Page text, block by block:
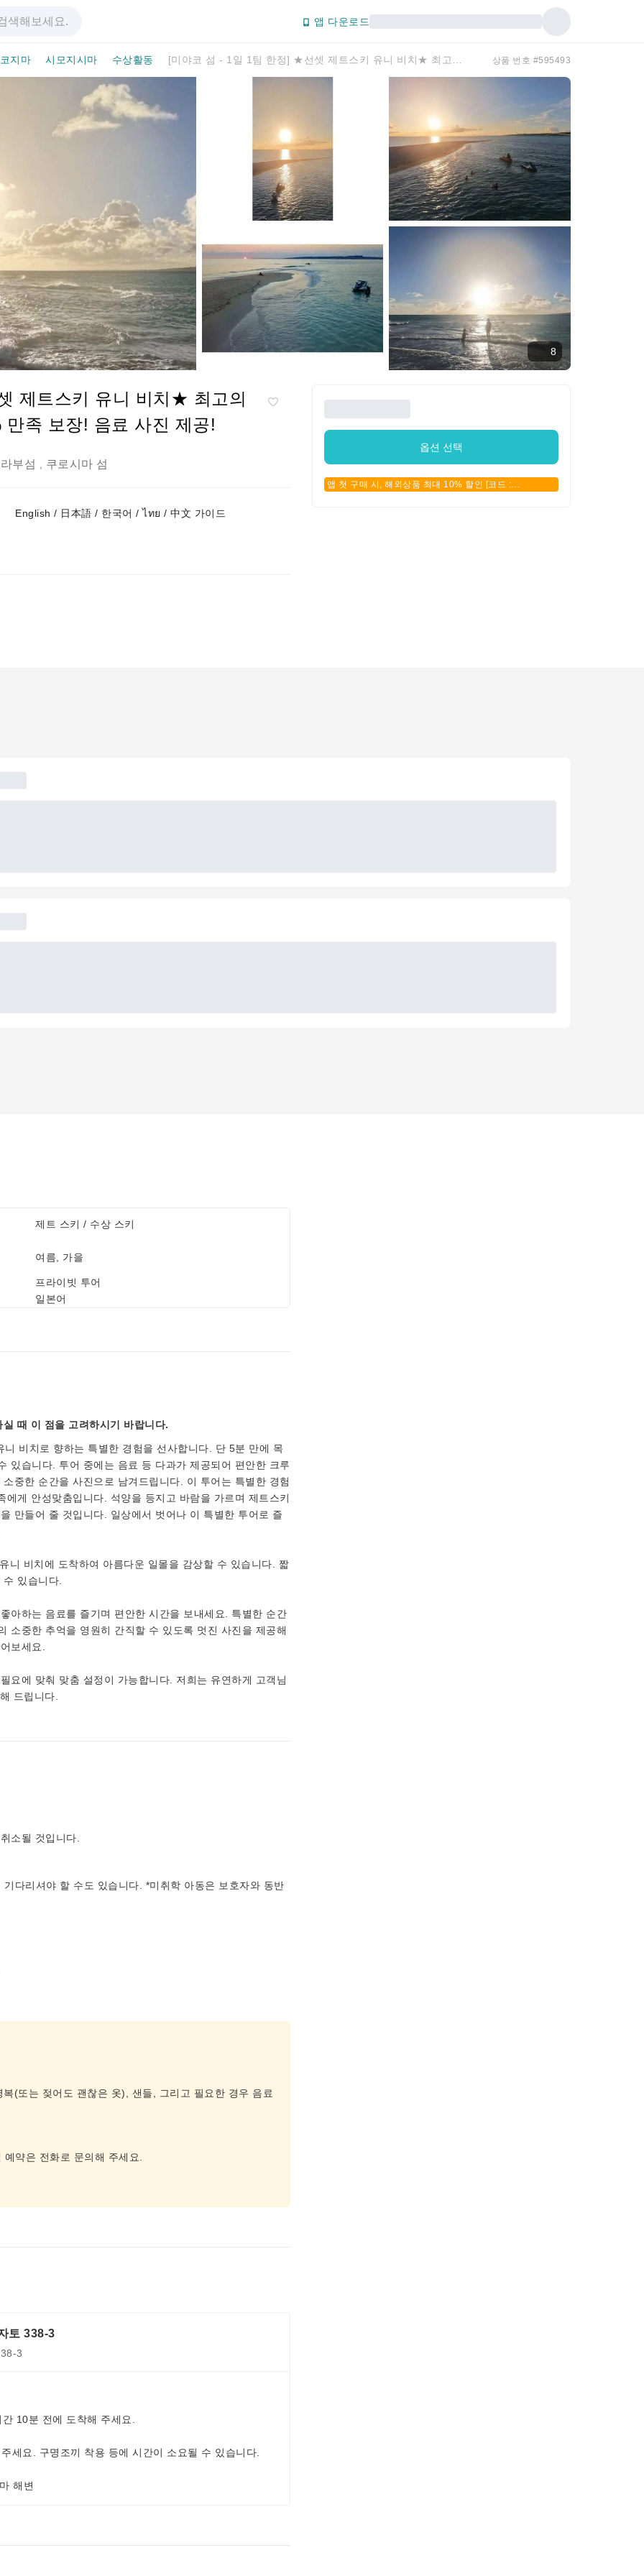
앱 다운로드
지마 시모지시마 수상활동 상품 번호 #595493
8
제트스키 유니 비치★ 최고의
족 보장! 음료 사진 제공!
부섬 쿠로시마 섬
English / 日本語 / 한국어 / ไทย / 中文 가이드
옵션 선택
앱 첫 구매 시, 해외상품 최대 10% 할인 [코드 :
제트 스키 / 수상 스키
여름, 가을
프라이빗 투어
일본어
때 이 점을 고려하시기 바랍니다.
비치로 향하는 특별한 경험을 선사합니다. 단 5분 만에 목
있습니다. 투어 중에는 음료 등 다과가 제공되어 편안한 크루
중한 순간을 사진으로 남겨드립니다. 이 투어는 특별한 경험
게 안성맞춤입니다. 석양을 등지고 바람을 가르며 제트스키
만들어 줄 것입니다. 일상에서 벗어나 이 특별한 투어로 즐
니 비치에 도착하여 아름다운 일몰을 감상할 수 있습니다. 짧
있습니다.
아하는 음료를 즐기며 편안한 시간을 보내세요. 특별한 순간
소중한 추억을 영원히 간직할 수 있도록 멋진 사진을 제공해
보세요.
요에 맞춰 맞춤 설정이 가능합니다. 저희는 유연하게 고객님
드립니다.
소될 것입니다.
다리셔야 할 수도 있습니다. *미취학 아동은 보호자와 동반
(또는 젖어도 괜찮은 옷), 샌들, 그리고 필요한 경우 음료
약은 전화로 문의해 주세요.
토 338-3
3
10분 전에 도착해 주세요.
세요. 구명조끼 착용 등에 시간이 소요될 수 있습니다.
해변